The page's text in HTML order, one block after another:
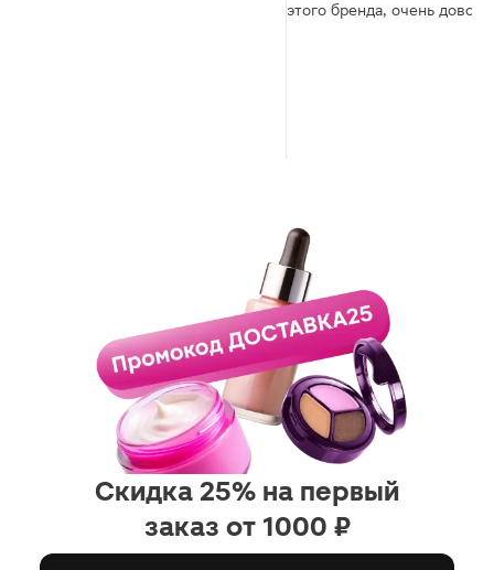
этого бренда, очень
Скидка 25% на первый
заказ от 1000 ₽